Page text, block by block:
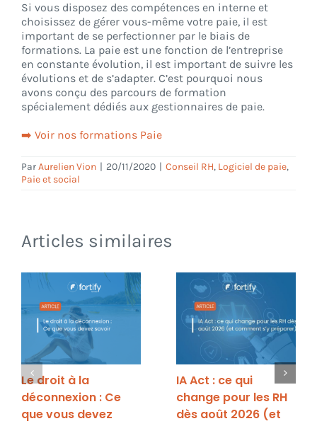
Si vous disposez des compétences en interne et
choisissez de gérer vous-même votre paie, il est
important de se perfectionner par le biais de
formations. La paie est une fonction de l’entreprise
en constante évolution, il est important de suivre les
évolutions et de s’adapter. C’est pourquoi nous
avons conçu des parcours de formation
spécialement dédiés aux gestionnaires de paie.
➡️ Voir nos formations Paie
ParAurelien Vion | 20/11/2020 | Conseil RH, Logiciel de paie,
Paie et social
Articles similaires
Le droit à la
déconnexion : Ce
que vous devez
IA Act : ce qui
change pour les RH
dès août 2026 (et